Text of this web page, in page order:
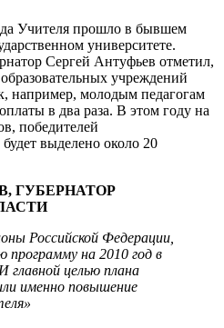
Учителя прошло в бывшем
университете.
Сергей Антуфьев отметил,
учреждений
например, молодым педагогам
в два раза. В этом году на
победителей
выделено около 20
ГУБЕРНАТОР
Российской Федерации,
программу на 2010 год в
главной целью плана
именно повышение